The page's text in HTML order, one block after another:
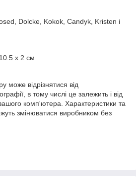
Dolcke, Kokok, Candyk, Kristen і
x 2 см
може відрізнятися від
в тому числі це залежить і від
комп'ютера. Характеристики та
змінюватися виробником без